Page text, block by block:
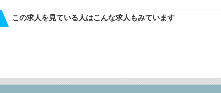
この求人を見ている人はこんな求人もみています